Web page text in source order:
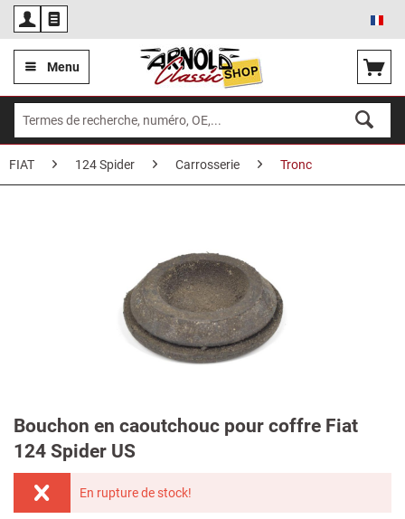
Menu
FIAT 124 Spider Carrosserie Tronc
Bouchon en caoutchouc pour coffre Fiat
124 Spider US
En rupture de stock!